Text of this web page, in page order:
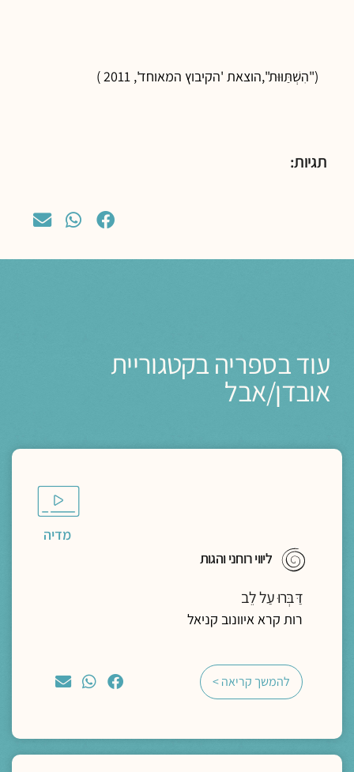
("הִשְׁתַּוּוּת",הוצאת 'הקיבוץ המאוחד', 2011 )
תגיות:
עוד בספריה בקטגוריית
אובדן/אבל
מדיה
ליווי רוחני והגות
דַּבְּרוּ עַל לֵב
רות קרא איוונוב קניאל
להמשך קריאה >